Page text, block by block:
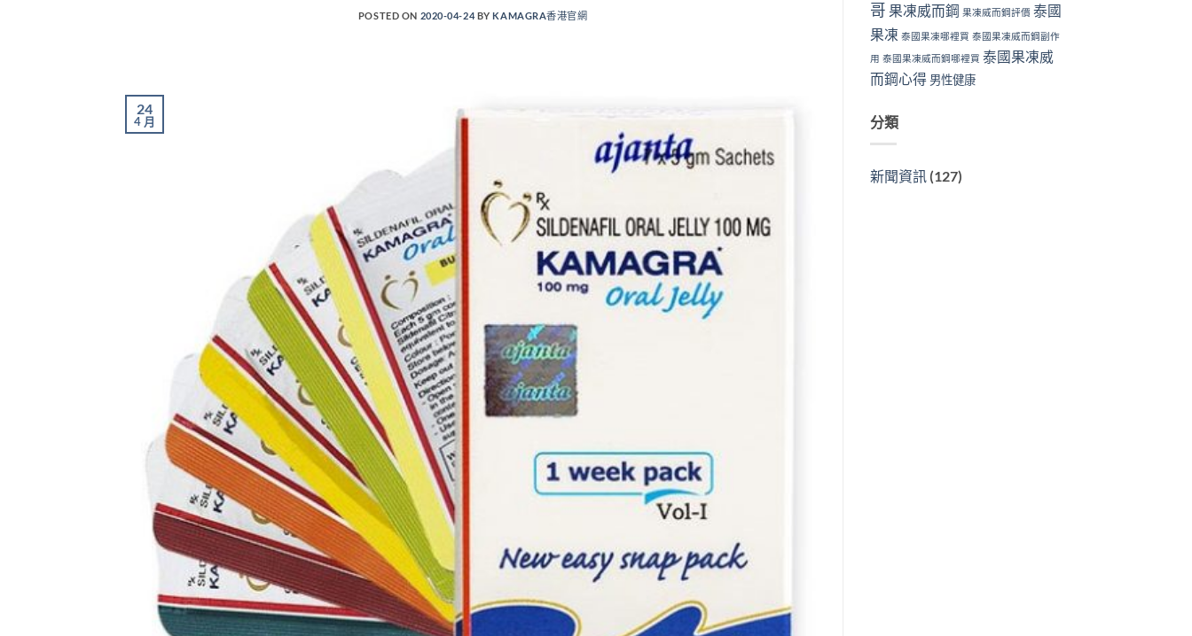
POSTED ON 2020-04-24 BYKAMAGRA香港官網
24
4 月
哥 果凍威而鋼 果凍威而鋼評價 泰國
果凍 泰國果凍哪裡買 泰國果凍威而鋼副作
用 泰國果凍威而鋼哪裡買 泰國果凍威
而鋼心得 男性健康
分類
新聞資訊(127)